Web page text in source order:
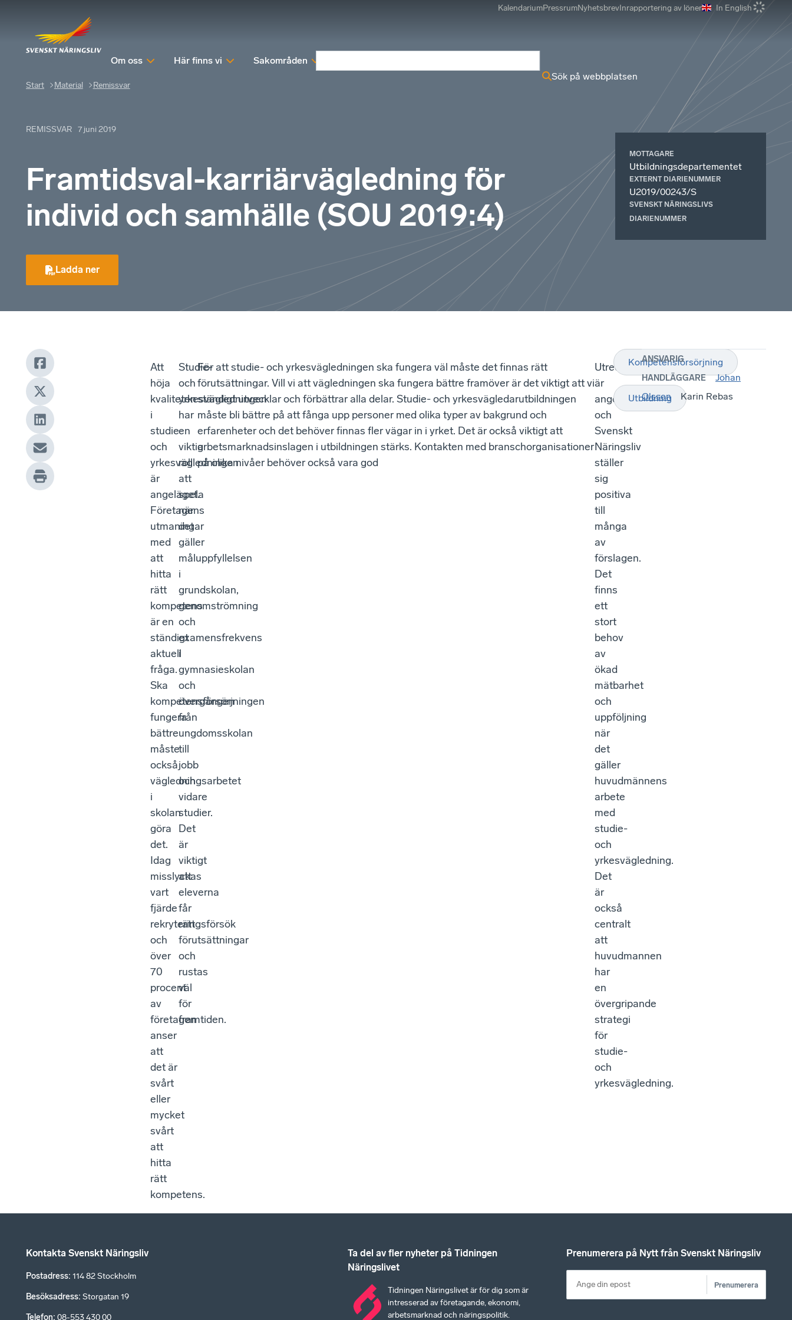
KalendariumPressrumNyhetsbrevInrapportering av löner In English
Om oss Här finns vi Sakområden
Sök på webbplatsen
Start Material Remissvar
REMISSVAR 7 juni 2019
Framtidsval-karriärvägledning för
individ och samhälle (SOU 2019:4)
Ladda ner
MOTTAGARE
Utbildningsdepartementet
EXTERNT DIARIENUMMER
U2019/00243/S
SVENSKT NÄRINGSLIVS
DIARIENUMMER
Att
höja
kvaliteten
i
studie-
och
yrkesvägledningen
är
angeläget.
Företagens
utmaningar
med
att
hitta
rätt
kompetens
är en
ständigt
aktuell
fråga.
Ska
kompetensförsörjningen
fungera
bättre
måste
också
vägledningsarbetet
i
skolan
göra
det.
Idag
misslyckas
vart
fjärde
rekryteringsförsök
och
över
70
procent
av
företagen
anser
att
det är
svårt
eller
mycket
svårt
att
hitta
rätt
kompetens.
Studie-
och
yrkesvägledningen
har
en
viktig
roll
att
spela
när
det
gäller
måluppfyllelsen
i
grundskolan,
genomströmning
och
examensfrekvens
i
gymnasieskolan
och
övergången
från
ungdomsskolan
till
jobb
och
vidare
studier.
Det
är
viktigt
att
eleverna
får
rätt
förutsättningar
och
rustas
väl
för
framtiden.
För att studie- och yrkesvägledningen ska fungera väl måste det finnas rätt
förutsättningar. Vill vi att vägledningen ska fungera bättre framöver är det viktigt att vi
ständigt utvecklar och förbättrar alla delar. Studie- och yrkesvägledarutbildningen
måste bli bättre på att fånga upp personer med olika typer av bakgrund och
erfarenheter och det behöver finnas fler vägar in i yrket. Det är också viktigt att
arbetsmarknadsinslagen i utbildningen stärks. Kontakten med branschorganisationer
på olika nivåer behöver också vara god
Utredningen
är
angelägen
och
Svenskt
Näringsliv
ställer
sig
positiva
till
många
av
förslagen.
Det
finns
ett
stort
behov
av
ökad
mätbarhet
och
uppföljning
när
det
gäller
huvudmännens
arbete
med
studie-
och
yrkesvägledning.
Det
är
också
centralt
att
huvudmannen
har
en
övergripande
strategi
för
studie-
och
yrkesvägledning.
Kompetensförsörjning
Utbildning
ANSVARIG
HANDLÄGGARE
Johan
Olsson
Karin Rebas
Kontakta Svenskt Näringsliv
Postadress: 114 82 Stockholm
Besöksadress: Storgatan 19
Telefon: 08-553 430 00
Ta del av fler nyheter på Tidningen
Näringslivet
Tidningen Näringslivet är för dig som är
intresserad av företagande, ekonomi,
arbetsmarknad och näringspolitik.
Prenumerera på Nytt från Svenskt Näringsliv
Prenumerera